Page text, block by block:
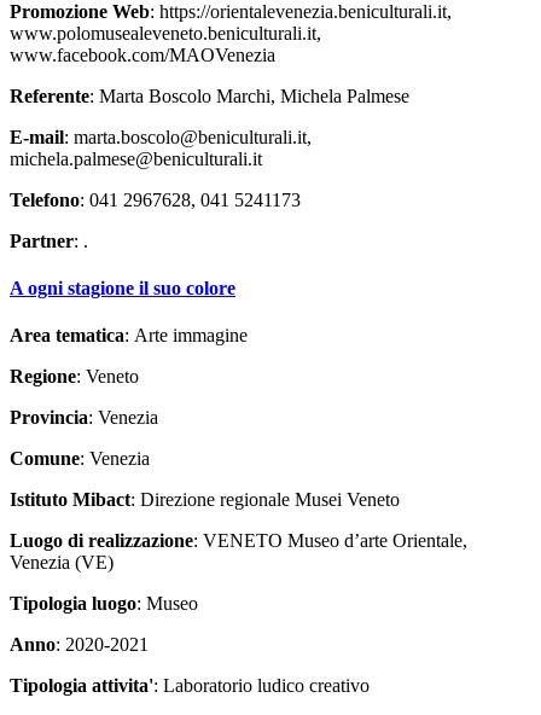
Promozione Web: https://orientalevenezia.beniculturali.it,
www.polomusealeveneto.beniculturali.it,
www.facebook.com/MAOVenezia
Referente: Marta Boscolo Marchi, Michela Palmese
E-mail: marta.boscolo@beniculturali.it,
michela.palmese@beniculturali.it
Telefono: 041 2967628, 041 5241173
Partner: .
A ogni stagione il suo colore
Area tematica: Arte immagine
Regione: Veneto
Provincia: Venezia
Comune: Venezia
Istituto Mibact: Direzione regionale Musei Veneto
Luogo di realizzazione: VENETO Museo d’arte Orientale,
Venezia (VE)
Tipologia luogo: Museo
Anno: 2020-2021
Tipologia attivita': Laboratorio ludico creativo